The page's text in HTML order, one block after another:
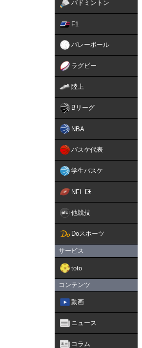
バドミントン
F1
バレーボール
ラグビー
陸上
Bリーグ
NBA
バスケ代表
学生バスケ
NFL
他競技
Doスポーツ
サービス
toto
コンテンツ
動画
ニュース
コラム